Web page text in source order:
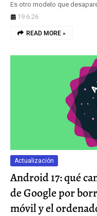
Es otro modelo que
19.6.26
READ MORE »
Actualización
Android 17: qué
de Google por
móvil y el